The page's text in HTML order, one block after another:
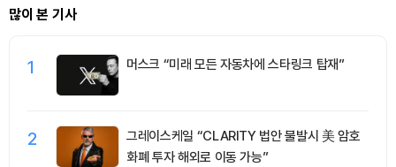
많이 본 기사
1 머스크 “미래 모든 자동차에 스타링크 탑재”
2
그레이스케일 “CLARITY 법안 불발시 美 암호
화폐 투자 해외로 이동 가능”